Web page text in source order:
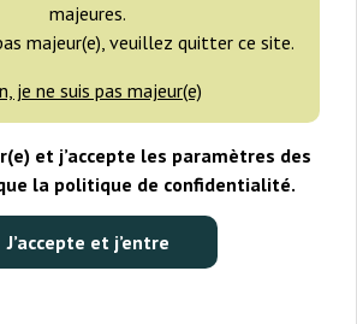
majeures.
majeur(e), veuillez quitter ce site.
je ne suis pas majeur(e)
et j’accepte les paramètres des
la politique de confidentialité.
J’accepte et j’entre